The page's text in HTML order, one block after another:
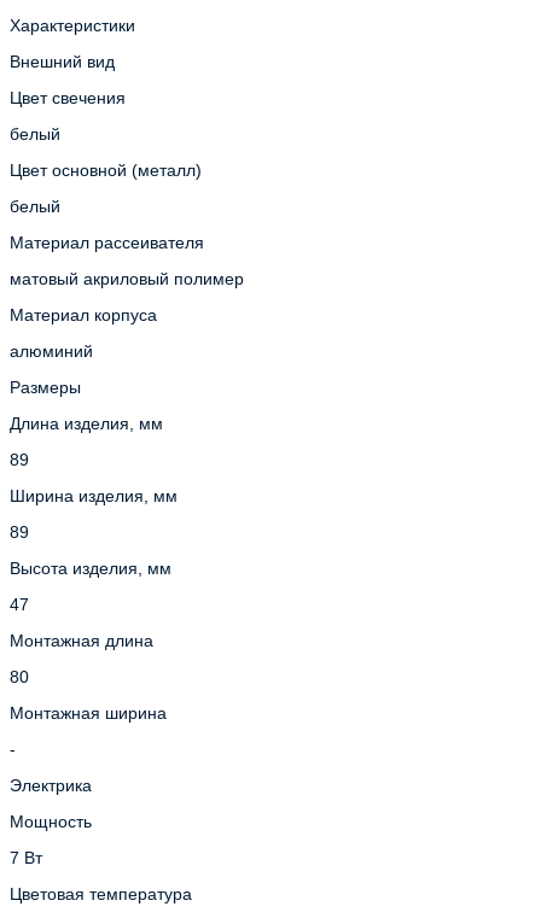
Характеристики
Внешний вид
Цвет свечения
белый
Цвет основной (металл)
белый
Материал рассеивателя
матовый акриловый полимер
Материал корпуса
алюминий
Размеры
Длина изделия, мм
89
Ширина изделия, мм
89
Высота изделия, мм
47
Монтажная длина
80
Монтажная ширина
-
Электрика
Мощность
7 Вт
Цветовая температура